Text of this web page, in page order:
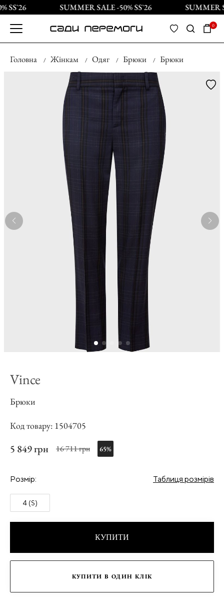
SS`26 SUMMER SALE -50% SS`26 SUMMER
0
Головна Жінкам Одяг Брюки Брюки
Vince
Брюки
Код товару: 1504705
5 849 грн 16 711 грн 65%
Розмір: Таблиця розмірів
4 (S)
КУПИТИ
КУПИТИ В ОДИН КЛІК